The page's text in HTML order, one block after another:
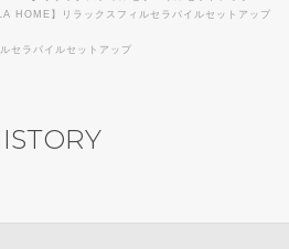
HOME】リラックスフィルセラパイルセットアップ
セラパイルセットアップ